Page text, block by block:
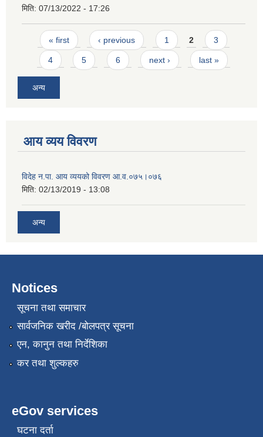
मिति: 07/13/2022 - 17:26
Pages
« first ‹ previous 1 2 3
4 5 6 next › last »
अन्य
आय व्यय विवरण
विदेह न.पा. आय व्ययको विवरण आ.व.०७५।०७६
मिति: 02/13/2019 - 13:08
अन्य
Notices
सूचना तथा समाचार
सार्वजनिक खरीद /बोलपत्र सूचना
एन, कानुन तथा निर्देशिका
कर तथा शुल्कहरु
eGov services
घटना दर्ता